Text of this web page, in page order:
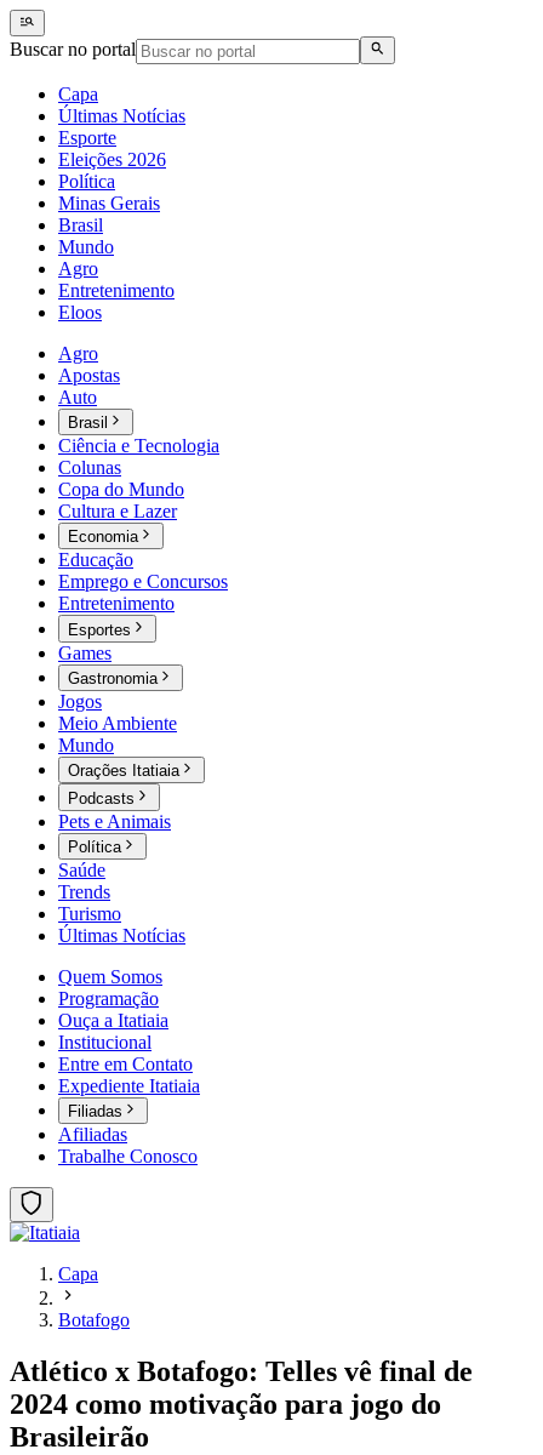
Buscar no portal
Capa
Últimas Notícias
Esporte
Eleições 2026
Política
Minas Gerais
Brasil
Mundo
Agro
Entretenimento
Eloos
Agro
Apostas
Auto
Brasil
Ciência e Tecnologia
Colunas
Copa do Mundo
Cultura e Lazer
Economia
Educação
Emprego e Concursos
Entretenimento
Esportes
Games
Gastronomia
Jogos
Meio Ambiente
Mundo
Orações Itatiaia
Podcasts
Pets e Animais
Política
Saúde
Trends
Turismo
Últimas Notícias
Quem Somos
Programação
Ouça a Itatiaia
Institucional
Entre em Contato
Expediente Itatiaia
Filiadas
Afiliadas
Trabalhe Conosco
Capa
Botafogo
Atlético x Botafogo: Telles vê final de
2024 como motivação para jogo do
Brasileirão